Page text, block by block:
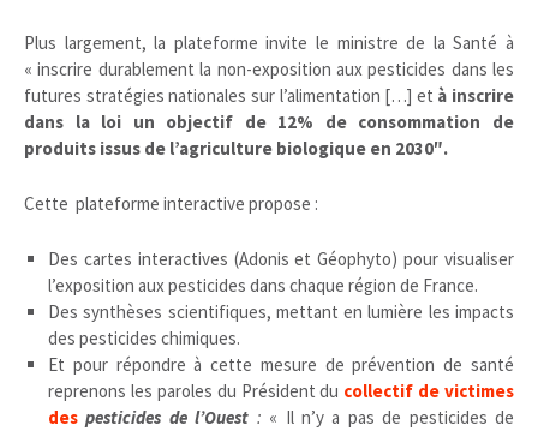
Plus largement, la plateforme invite le ministre de la Santé à
« inscrire durablement la non-exposition aux pesticides dans les
futures stratégies nationales sur l’alimentation […] et à inscrire
dans la loi un objectif de 12% de consommation de
produits issus de l’agriculture biologique en 2030″.
Cette plateforme interactive propose :
Des cartes interactives (Adonis et Géophyto) pour visualiser
l’exposition aux pesticides dans chaque région de France.
Des synthèses scientifiques, mettant en lumière les impacts
des pesticides chimiques.
Et pour répondre à cette mesure de prévention de santé
reprenons les paroles du Président du collectif de victimes
despesticides de l’Ouest : « Il n’y a pas de pesticides de